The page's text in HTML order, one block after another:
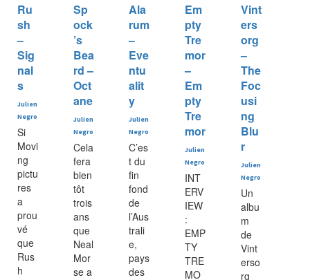
Ru
sh
–
Sig
nal
s
Julien
Negro
Si
Movi
ng
pictu
res
a
prou
vé
que
Rus
h
Sp
ock
’s
Bea
rd –
Oct
ane
Julien
Negro
Cela
fera
bien
tôt
trois
ans
que
Neal
Mor
se a
Ala
rum
–
Eve
ntu
alit
y
Julien
Negro
C’es
t du
fin
fond
de
l’Aus
trali
e,
pays
des
Em
pty
Tre
mor
–
Em
pty
Tre
mor
Julien
Negro
INT
ERV
IEW
:
EMP
TY
TRE
MO
Vint
ers
org
–
The
Foc
usi
ng
Blu
r
Julien
Negro
Un
albu
m
de
Vint
erso
rg